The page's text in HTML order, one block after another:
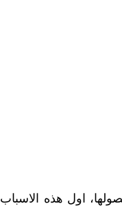
اول هذه